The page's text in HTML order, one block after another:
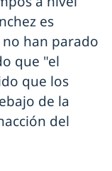
es
han parado
que "el
que los
de la
del